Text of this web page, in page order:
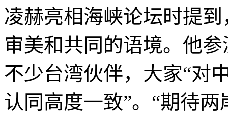
凌赫亮相海峡论坛时提
审美和共同的语境。他
不少台湾伙伴，大家“对
认同高度一致”。“期待